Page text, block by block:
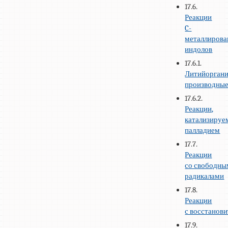
17.6.
Реакции
C-
индолов
17.6.1.
17.6.2.
Реакции,
палладием
17.7.
Реакции
со
радикалами
17.8.
Реакции
с
17.9.